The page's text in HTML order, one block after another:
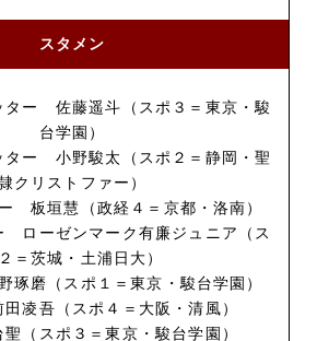
スタメン
ター 佐藤遥斗（スポ３＝東京・駿
台学園）
ター 小野駿太（スポ２＝静岡・聖
クリストファー）
板垣慧（政経４＝京都・洛南）
ローゼンマーク有廉ジュニア（ス
＝茨城・土浦日大）
磨（スポ１＝東京・駿台学園）
凌吾（スポ４＝大阪・清風）
（スポ３＝東京・駿台学園）